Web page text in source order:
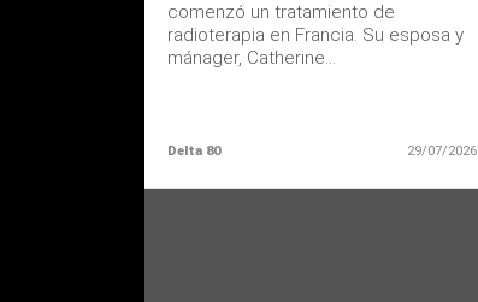
comenzó un tratamiento de
radioterapia en Francia. Su esposa y
mánager, Catherine...
Delta 80 29/07/2026